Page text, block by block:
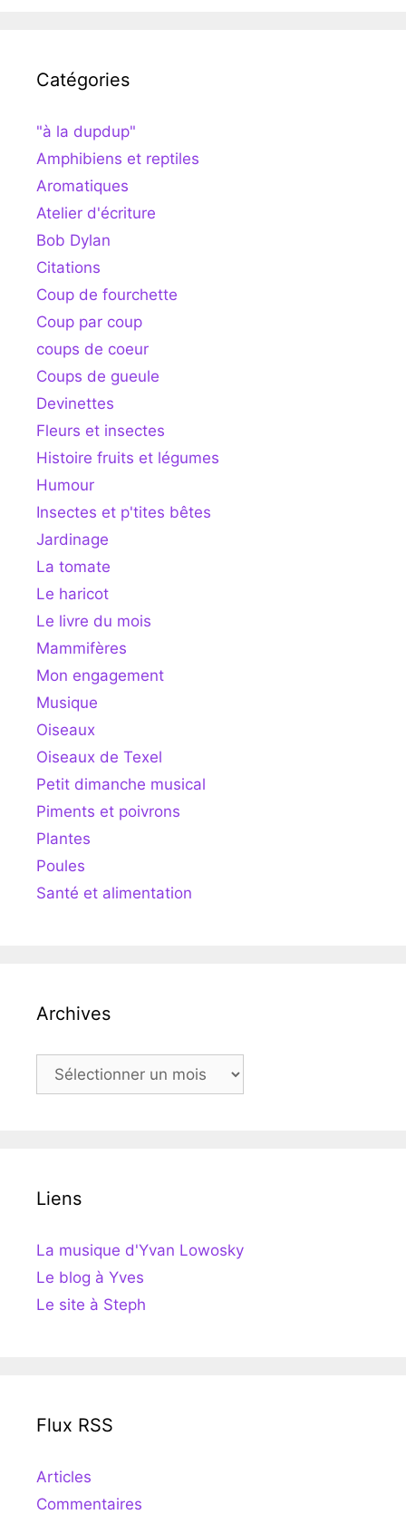
Catégories
"à la dupdup"
Amphibiens et reptiles
Aromatiques
Atelier d'écriture
Bob Dylan
Citations
Coup de fourchette
Coup par coup
coups de coeur
Coups de gueule
Devinettes
Fleurs et insectes
Histoire fruits et légumes
Humour
Insectes et p'tites bêtes
Jardinage
La tomate
Le haricot
Le livre du mois
Mammifères
Mon engagement
Musique
Oiseaux
Oiseaux de Texel
Petit dimanche musical
Piments et poivrons
Plantes
Poules
Santé et alimentation
Archives
Archives
Liens
La musique d'Yvan Lowosky
Le blog à Yves
Le site à Steph
Flux RSS
Articles
Commentaires